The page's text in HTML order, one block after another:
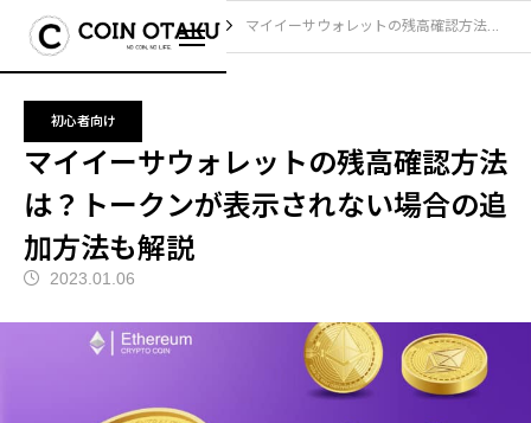
ブログ 初心者向け マイイーサウォレットの残高確認方法は？トークンが表示されない場合の追加方法も解説
初心者向け
マイイーサウォレットの残高確認方法
は？トークンが表示されない場合の追
加方法も解説
2023.01.06